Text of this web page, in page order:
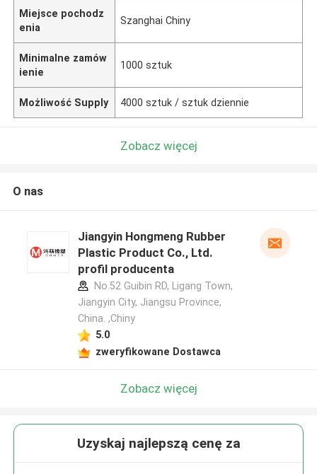
Miejsce pochodz
enia
Szanghai Chiny
Minimalne zamów
ienie
1000 sztuk
Możliwość Supply 4000 sztuk / sztuk dziennie
Zobacz więcej
O nas
Jiangyin Hongmeng Rubber
Plastic Product Co., Ltd.
profil producenta
No.52 Guibin RD, Ligang Town,
Jiangyin City, Jiangsu Province,
China. ,Chiny
5.0
zweryfikowane Dostawca
Zobacz więcej
Uzyskaj najlepszą cenę za